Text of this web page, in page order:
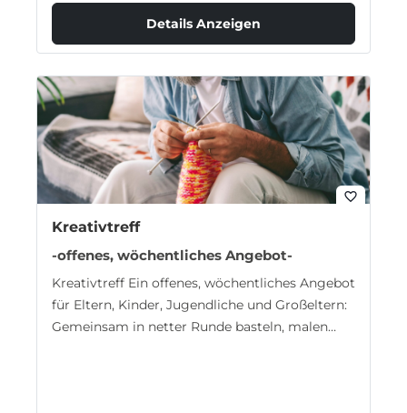
Details Anzeigen
favorite_border
Kreativtreff
-offenes, wöchentliches Angebot-
Kreativtreff Ein offenes, wöchentliches Angebot
für Eltern, Kinder, Jugendliche und Großeltern:
Gemeinsam in netter Runde basteln, malen